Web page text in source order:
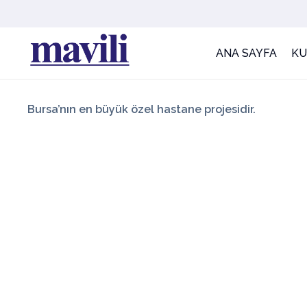
ANA SAYFA
Bursa’nın en büyük özel hastane projesidir.